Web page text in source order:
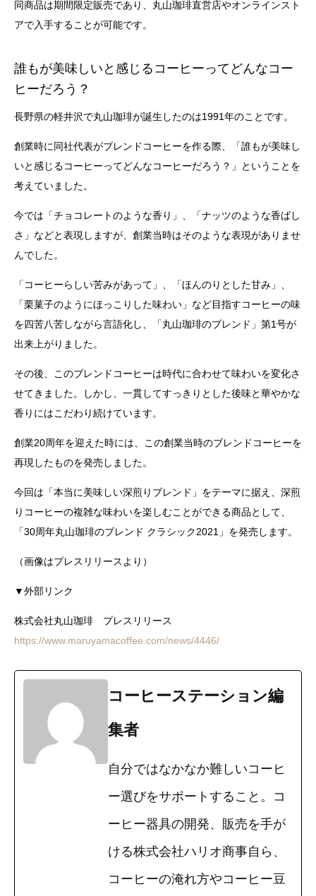
同商品は期間限定販売であり、丸山珈琲直営店やオンラインスト
アで入手することが可能です。
誰もが美味しいと感じるコーヒーってどんなコー
ヒーだろう？
長野県の軽井沢で丸山珈琲が誕生したのは1991年のことです。
創業時に同社代表がブレンドコーヒーを作る際、「誰もが美味し
いと感じるコーヒーってどんなコーヒーだろう？」ということを
考えていました。
今では「チョコレートのような香り」、「ナッツのような香ばし
さ」などと表現しますが、創業当時はそのような表現がありませ
んでした。
「コーヒーらしい苦みがあって」、「ほんのりとした甘み」、
「栗菓子のようにほっこりした味わい」など目指すコーヒーの味
を四苦八苦しながら言語化し、「丸山珈琲のブレンド」第1号が
出来上がりました。
その後、このブレンドコーヒーは時代に合わせて味わいを変化さ
せてきました。しかし、一貫してすっきりとした後味と華やかな
香りにはこだわり続けています。
創業20周年を迎えた時には、この創業当時のブレンドコーヒーを
再現したものを発売しました。
今回は「本当に美味しい深煎りブレンド」をテーマに据え、深煎
りコーヒーの複雑な味わいを楽しむことができる商品として、
「30周年丸山珈琲のブレンド クラシック2021」を発売します。
（画像はプレスリリースより）
▼外部リンク
株式会社丸山珈琲 プレスリリース
https://www.maruyamacoffee.com/news/4446/
コーヒーステーション編
集者
自分ではなかなか難しいコーヒ
ー選びをサポートすること。コ
ーヒー器具の開発、販売を手が
ける株式会社ハリオ商事自ら、
コーヒーの淹れ方やコーヒー豆